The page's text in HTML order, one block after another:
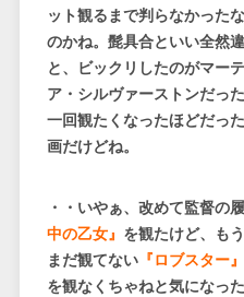
ット観るまで判らなかった
のかね。髭具合といい全然
と、ビックリしたのがマー
ア・シルヴァーストンだっ
一回観たくなったほどだっ
画だけどね。
・・いやぁ、改めて監督の
中の乙女』 を観たけど、も
まだ観てない『ロブスター
を観なくちゃねと気になった